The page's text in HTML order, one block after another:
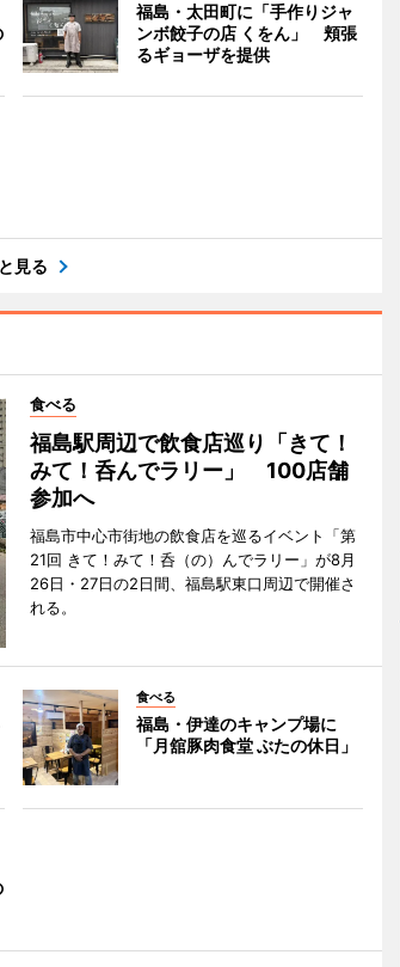
福島・太田町に「手作りジャ
ンボ餃子の店 くをん」 頬張
るギョーザを提供
見る
食べる
福島駅周辺で飲食店巡り「きて！
みて！呑んでラリー」 100店舗
参加へ
福島市中心市街地の飲食店を巡るイベント「第
21回 きて！みて！呑（の）んでラリー」が8月
26日・27日の2日間、福島駅東口周辺で開催さ
れる。
食べる
福島・伊達のキャンプ場に
「月舘豚肉食堂 ぶたの休日」